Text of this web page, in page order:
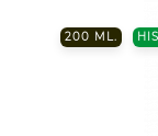
200 ML.